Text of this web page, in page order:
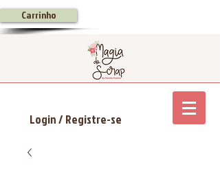
Carrinho
Login / Registre-se